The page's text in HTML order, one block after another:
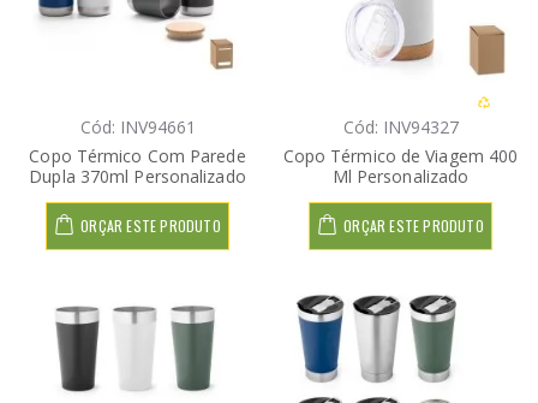
Cód: INV94661
Copo Térmico Com Parede
Dupla 370ml Personalizado
ORÇAR ESTE PRODUTO
Cód: INV94327
Copo Térmico de Viagem 400
Ml Personalizado
ORÇAR ESTE PRODUTO